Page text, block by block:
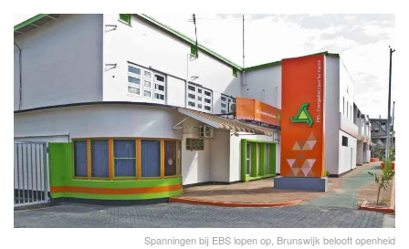
Spanningen bij EBS lopen op, Brunswijk belooft openheid